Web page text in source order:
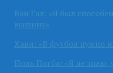
Ван Гал: «Я был
машину»
Хави: «В футбол нужно
Поль Погба: «Я не знаю,